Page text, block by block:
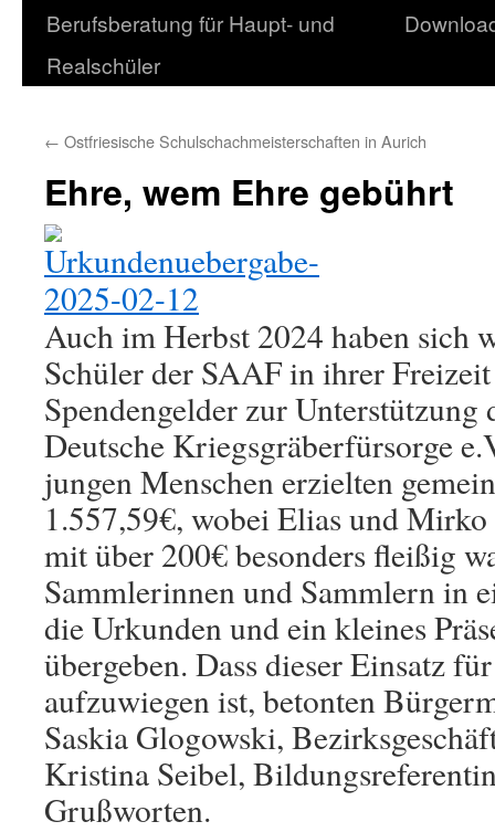
Berufsberatung für Haupt- und
Realschüler
← Ostfriesische Schulschachmeisterschaften in Aurich
Ehre, wem Ehre gebührt
Auch im Herbst 2024 haben sich
Schüler der SAAF in ihrer
Spendengelder zur
Deutsche Kriegsgräberfürsorge
jungen Menschen erzielten
1.557,59€, wobei Elias und
mit über 200€ besonders fleißig
Sammlerinnen und Sammlern in
die Urkunden und ein kleines
übergeben. Dass dieser Einsatz
aufzuwiegen ist, betonten
Saskia Glogowski,
Kristina Seibel,
Grußworten.